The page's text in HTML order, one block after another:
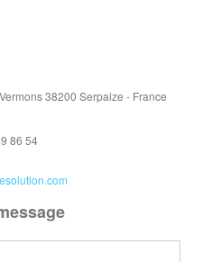
38200 Serpaize - France
86 54